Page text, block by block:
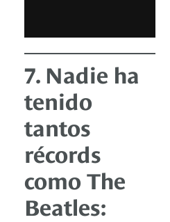
7. Nadie ha
tenido
tantos
récords
como The
Beatles: